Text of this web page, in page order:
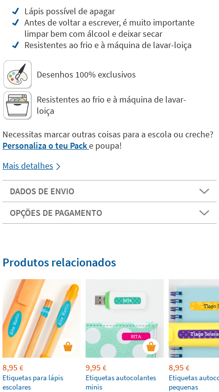
Lápis possível de apagar
Antes de voltar a escrever, é muito importante
limpar bem com álcool e deixar secar
Resistentes ao frio e à máquina de lavar-loiça
Desenhos 100% exclusivos
Resistentes ao frio e à máquina de lavar-
loiça
Necessitas marcar outras coisas para a escola ou creche?
Personaliza o teu Packe poupa!
Mais detalhes
DADOS DE ENVIO
OPÇÕES DE PAGAMENTO
Produtos relacionados
8,95 €
Etiquetas para lápis
escolares
9,95 €
Etiquetas autocolantes
minis
8,95 €
Etiquetas
pequenas